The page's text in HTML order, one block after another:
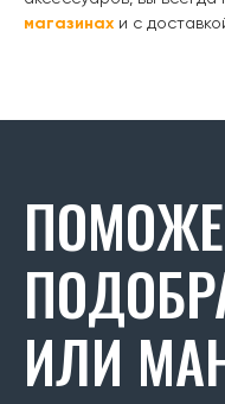
магазинах и с
ИЛИ